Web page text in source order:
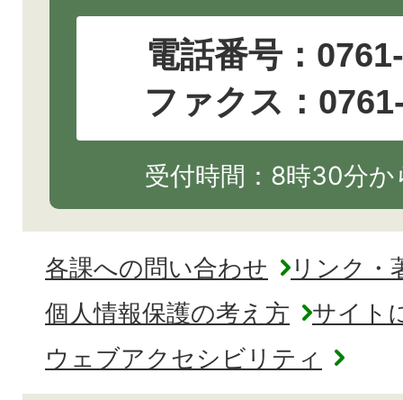
電話番号：
ファクス：
受付時間：8時30分
各課への問い合わせ
リンク・
個人情報保護の考え方
サイト
ウェブアクセシビリティ